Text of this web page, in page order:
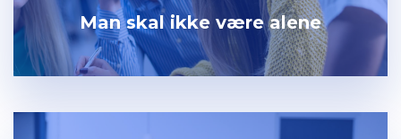
Man skal ikke være alene